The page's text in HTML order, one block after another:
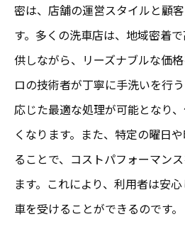
密は、店舗の運営スタイルと顧
す。多くの洗車店は、地域密着
供しながら、リーズナブルな価
ロの技術者が丁寧に手洗いを行
応じた最適な処理が可能となり
くなります。また、特定の曜日
ることで、コストパフォーマン
ます。これにより、利用者は安
車を受けることができるのです。